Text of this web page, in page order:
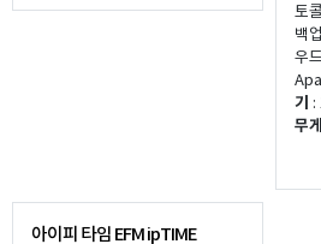
토
백
우
기 :
무게
아이피 타임 EFM ipTIME